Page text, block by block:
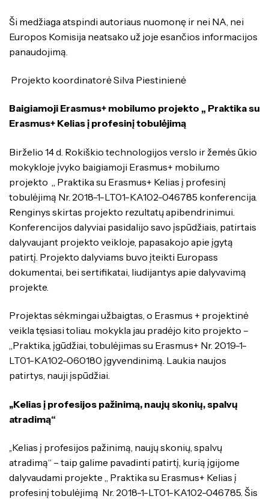
Ši medžiaga atspindi autoriaus nuomonę ir nei NA, nei
Europos Komisija neatsako už joje esančios informacijos
panaudojimą.
Projekto koordinatorė Silva Piestinienė
Baigiamoji Erasmus+ mobilumo projekto „ Praktika su
Erasmus+ Kelias į profesinį tobulėjimą
Birželio 14 d. Rokiškio technologijos verslo ir žemės ūkio
mokykloje įvyko baigiamoji Erasmus+ mobilumo
projekto „ Praktika su Erasmus+ Kelias į profesinį
tobulėjimą Nr. 2018-1-LT01-KA102-046785 konferencija.
Renginys skirtas projekto rezultatų apibendrinimui.
Konferencijos dalyviai pasidalijo savo įspūdžiais, patirtais
dalyvaujant projekto veikloje, papasakojo apie įgytą
patirtį. Projekto dalyviams buvo įteikti Europass
dokumentai, bei sertifikatai, liudijantys apie dalyvavimą
projekte.
Projektas sėkmingai užbaigtas, o Erasmus + projektinė
veikla tęsiasi toliau. mokykla jau pradėjo kito projekto –
„Praktika, įgūdžiai, tobulėjimas su Erasmus+ Nr. 2019-1-
LT01-KA102-060180 įgyvendinimą. Laukia naujos
patirtys, nauji įspūdžiai.
,,Kelias į profesijos pažinimą, naujų skonių, spalvų
atradimą“
,,Kelias į profesijos pažinimą, naujų skonių, spalvų
atradimą“ – taip galime pavadinti patirtį, kurią įgijome
dalyvaudami projekte „ Praktika su Erasmus+ Kelias į
profesinį tobulėjimą Nr. 2018-1-LT01-KA102-046785. Šis